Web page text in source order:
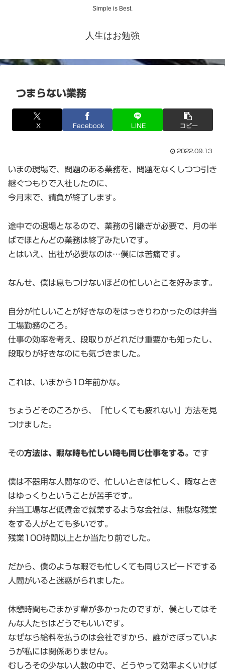
Simple is Best.
人生はお勉強
つまらない業務
X Facebook LINE コピー
2022.09.13
いまの現場で、問題のある業務を、問題をなくしつつ引き
継ぐつもりで入社したのに、
今月末で、請負が終了します。
途中での退場となるので、業務の引継ぎが必要で、月の半
ばでほとんどの業務は終了みたいです。
とはいえ、出社が必要なのは…僕には苦痛です。
なんせ、僕は息もつけないほどの忙しいとこを好みます。
自分が忙しいことが好きなのをはっきりわかったのは弁当
工場勤務のころ。
仕事の効率を考え、段取りがどれだけ重要かも知ったし、
段取りが好きなのにも気づきました。
これは、いまから10年前かな。
ちょうどそのころから、「忙しくても疲れない」方法を見
つけました。
その方法は、暇な時も忙しい時も同じ仕事をする。 です
僕は不器用な人間なので、忙しいときは忙しく、暇なとき
はゆっくりということが苦手です。
弁当工場など低賃金で就業するような会社は、無駄な残業
をする人がとても多いです。
残業100時間以上とか当たり前でした。
だから、僕のような暇でも忙しくても同じスピードでする
人間がいると迷惑がられました。
休憩時間もごまかす輩が多かったのですが、僕としてはそ
んな人たちはどうでもいいです。
なぜなら給料を払うのは会社ですから、誰がさぼっていよ
うが私には関係ありません。
むしろその少ない人数の中で、どうやって効率よくいけば